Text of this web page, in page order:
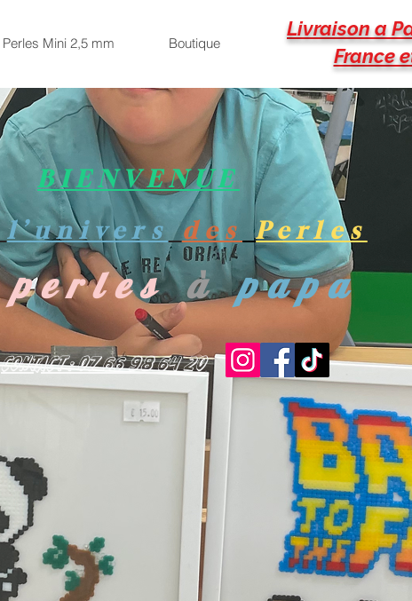
Perles Mini 2,5 mm Boutique
Livraison a
France
BIENVENUE
l’univers des Perles
perles à papa
Contact : 07 66 98 64 20